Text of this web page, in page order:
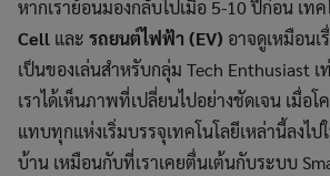
หากเราย้อนมองกลับไปเมื่อ 5-10 ปีก่อน เทค
Cell และ รถยนต์ไฟฟ้า (EV) อาจดูเหมือนเ
เป็นของเล่นสำหรับกลุ่ม Tech Enthusiast
เราได้เห็นภาพที่เปลี่ยนไปอย่างชัดเจน เมื่อโ
แทบทุกแห่งเริ่มบรรจุเทคโนโลยีเหล่านี้ลงไป
บ้าน เหมือนกับที่เราเคยตื่นเต้นกับระบบ